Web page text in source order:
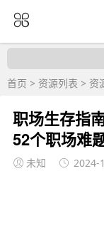
首页 > 资源列表 > 资
职场生存指
52个职场难
未知 2024-